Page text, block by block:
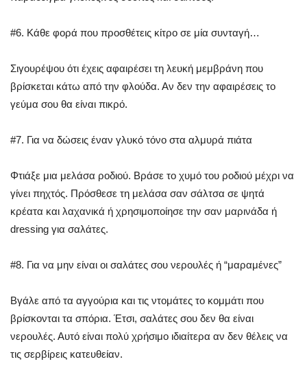
#6. Κάθε φορά που προσθέτεις κίτρο σε μία συνταγή…
Σιγουρέψου ότι έχεις αφαιρέσει τη λευκή μεμβράνη που
βρίσκεται κάτω από την φλούδα. Αν δεν την αφαιρέσεις το
γεύμα σου θα είναι πικρό.
#7. Για να δώσεις έναν γλυκό τόνο στα αλμυρά πιάτα
Φτιάξε μια μελάσα ροδιού. Βράσε το χυμό του ροδιού μέχρι να
γίνει πηχτός. Πρόσθεσε τη μελάσα σαν σάλτσα σε ψητά
κρέατα και λαχανικά ή χρησιμοποίησε την σαν μαρινάδα ή
dressing για σαλάτες.
#8. Για να μην είναι οι σαλάτες σου νερουλές ή “μαραμένες”
Βγάλε από τα αγγούρια και τις ντομάτες το κομμάτι που
βρίσκονται τα σπόρια. Έτσι, σαλάτες σου δεν θα είναι
νερουλές. Αυτό είναι πολύ χρήσιμο ιδιαίτερα αν δεν θέλεις να
τις σερβίρεις κατευθείαν.